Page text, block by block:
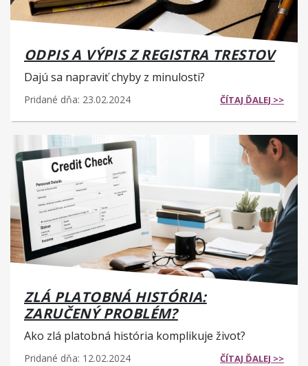
ODPIS A VÝPIS Z REGISTRA TRESTOV
Dajú sa napraviť chyby z minulosti?
Pridané dňa: 23.02.2024 ČÍTAJ ĎALEJ >>
ZLÁ PLATOBNÁ HISTÓRIA:
ZARUČENÝ PROBLÉM?
Ako zlá platobná história komplikuje život?
Pridané dňa: 12.02.2024 ČÍTAJ ĎALEJ >>